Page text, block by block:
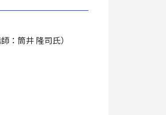
：筒井 隆司氏）